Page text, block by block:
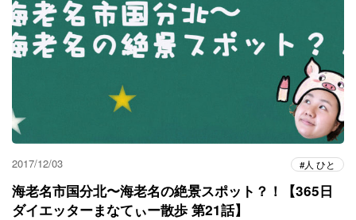
2017/12/03 人 ひと
海老名市国分北〜海老名の絶景スポット？！【365日
ダイエッターまなてぃー散歩 第21話】